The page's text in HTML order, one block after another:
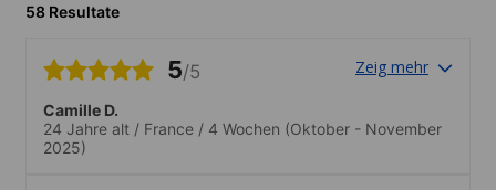
58 Resultate
5/5 Zeig mehr
Camille D.
24 Jahre alt / France / 4 Wochen (Oktober - November
2025)